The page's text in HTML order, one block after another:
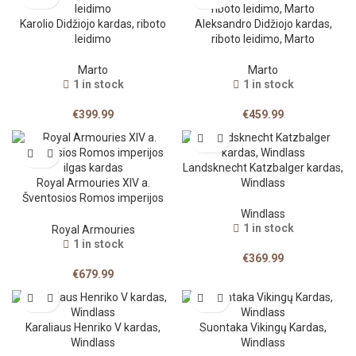
Karolio Didžiojo kardas, riboto
leidimo
Marto
1 in stock
€399.99
Aleksandro Didžiojo kardas,
riboto leidimo, Marto
Marto
1 in stock
€459.99
Royal Armouries XIV a.
Šventosios Romos imperijos
Royal Armouries
1 in stock
€679.99
Landsknecht Katzbalger kardas,
Windlass
Windlass
1 in stock
€369.99
Karaliaus Henriko V kardas,
Windlass
Suontaka Vikingų Kardas,
Windlass